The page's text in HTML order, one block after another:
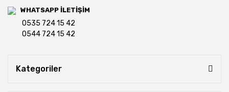
WHATSAPP İLETİŞİM
0535 724 15 42
0544 724 15 42
Kategoriler